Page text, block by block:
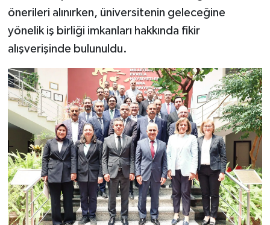
önerileri alınırken, üniversitenin geleceğine
yönelik iş birliği imkanları hakkında fikir
alışverişinde bulunuldu.